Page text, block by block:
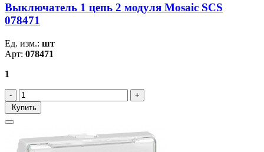
Выключатель 1 цепь 2 модуля Mosaic SCS
078471
Ед. изм.: шт
Арт: 078471
1
Купить